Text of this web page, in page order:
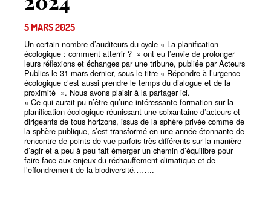
5 MARS 2025
Un certain nombre d’auditeurs du cycle « La planification
écologique : comment atterrir ? » ont eu l’envie de prolonger
leurs réflexions et échanges par une tribune, publiée par Acteurs
Publics le 31 mars dernier, sous le titre « Répondre à l’urgence
écologique c’est aussi prendre le temps du dialogue et de la
proximité ». Nous avons plaisir à la partager ici.
« Ce qui aurait pu n’être qu’une intéressante formation sur la
planification écologique réunissant une soixantaine d’acteurs et
dirigeants de tous horizons, issus de la sphère privée comme de
la sphère publique, s’est transformé en une année étonnante de
rencontre de points de vue parfois très différents sur la manière
d’agir et a peu à peu fait émerger un chemin d’équilibre pour
faire face aux enjeux du réchauffement climatique et de
l’effondrement de la biodiversité……..